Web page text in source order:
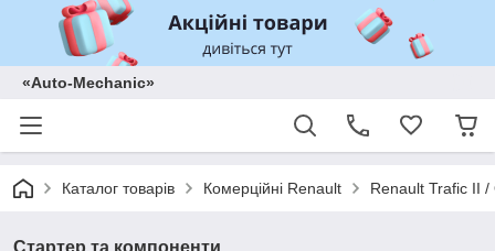
«Auto-Mechanic»
Каталог товарів Комерційні Renault Renault Trafic II
Стартер та компоненти